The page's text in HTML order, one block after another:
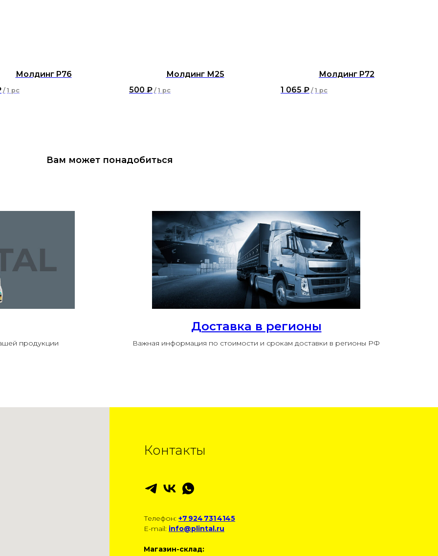
Молдинг P76
/ 1 pc
Молдинг М25
500 ₽ / 1 pc
Молдинг P72
1 065 ₽ / 1 pc
Вам может понадобиться
продукции
Доставка в регионы
Важная информация по стоимости и срокам доставки в регионы РФ
Контакты
Телефон: +7 924 731 4145
E-mail: info@plintal.ru
Магазин-склад: